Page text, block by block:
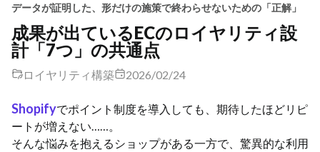
データが証明した、形だけの施策で終わらせないための「正解」
成果が出ているECのロイヤリティ設
計「7つ」の共通点
ロイヤリティ構築 2026/02/24
Shopifyでポイント制度を導入しても、期待したほどリピ
ートが増えない……。
そんな悩みを抱えるショップがある一方で、驚異的な利用